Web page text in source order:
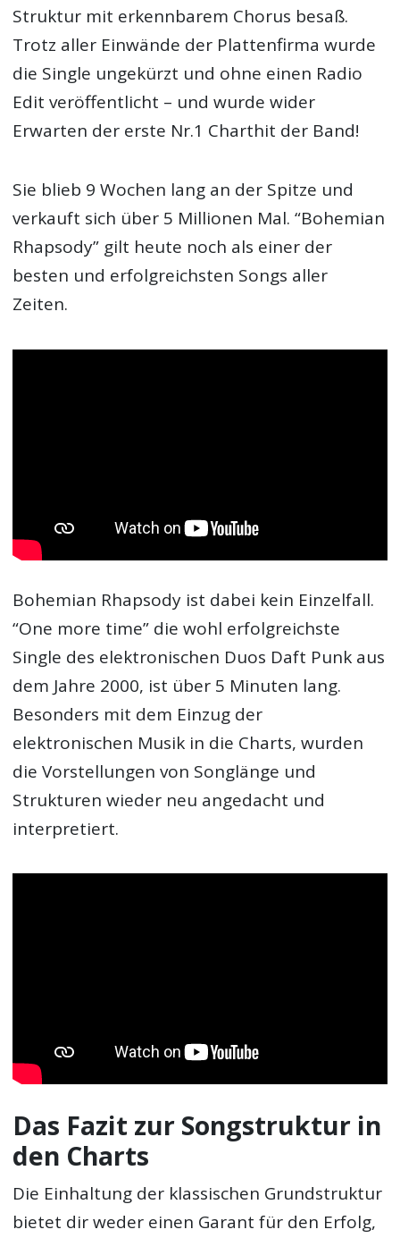
Struktur mit erkennbarem Chorus besaß.
Trotz aller Einwände der Plattenfirma wurde
die Single ungekürzt und ohne einen Radio
Edit veröffentlicht – und wurde wider
Erwarten der erste Nr.1 Charthit der Band!
Sie blieb 9 Wochen lang an der Spitze und
verkauft sich über 5 Millionen Mal. “Bohemian
Rhapsody” gilt heute noch als einer der
besten und erfolgreichsten Songs aller
Zeiten.
Bohemian Rhapsody ist dabei kein Einzelfall.
“One more time” die wohl erfolgreichste
Single des elektronischen Duos Daft Punk aus
dem Jahre 2000, ist über 5 Minuten lang.
Besonders mit dem Einzug der
elektronischen Musik in die Charts, wurden
die Vorstellungen von Songlänge und
Strukturen wieder neu angedacht und
interpretiert.
Das Fazit zur Songstruktur in
den Charts
Die Einhaltung der klassischen Grundstruktur
bietet dir weder einen Garant für den Erfolg,